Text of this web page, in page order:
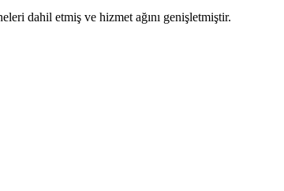
dahil etmiş ve hizmet ağını genişletmiştir.